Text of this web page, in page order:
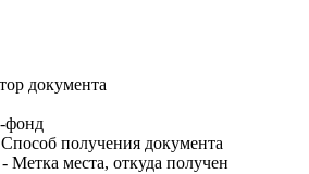
документа
фонд
получения документа
- Метка места, откуда получен